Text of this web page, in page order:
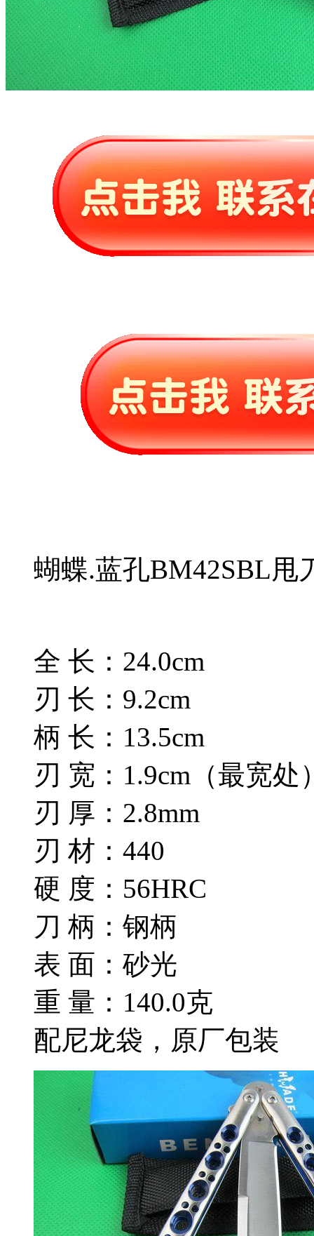
蝴蝶.蓝孔BM42SBL甩
全 长：24.0cm
刃 长：9.2cm
柄 长：13.5cm
刃 宽：1.9cm（最宽处
刃 厚：2.8mm
刃 材：440
硬 度：56HRC
刀 柄：钢柄
表 面：砂光
重 量：140.0克
配尼龙袋，原厂包装